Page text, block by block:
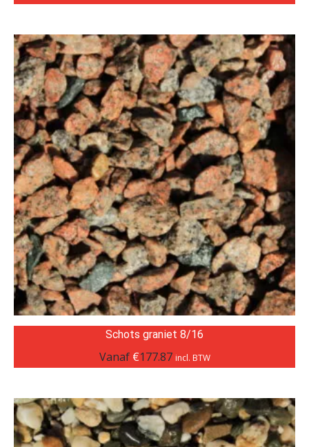
Schots graniet 8/16
Vanaf €177.87 incl. BTW